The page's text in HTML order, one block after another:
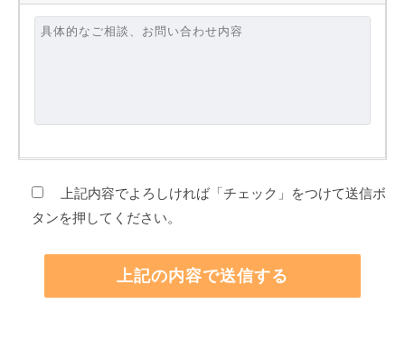
上記内容でよろしければ「チェック」をつけて送信ボ
タンを押してください。